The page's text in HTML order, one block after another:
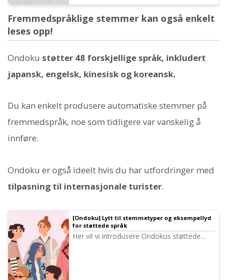
Fremmedspråklige stemmer kan også enkelt
leses opp!
Ondoku støtter 48 forskjellige språk, inkludert
japansk, engelsk, kinesisk og koreansk.
Du kan enkelt produsere automatiske stemmer på
fremmedspråk, noe som tidligere var vanskelig å
innføre.
Ondoku er også ideelt hvis du har utfordringer med
tilpasning til internasjonale turister.
[Ondoku] Lytt til stemmetyper og eksempellyd
for støttede språk
Her vil vi introdusere Ondokus støttede